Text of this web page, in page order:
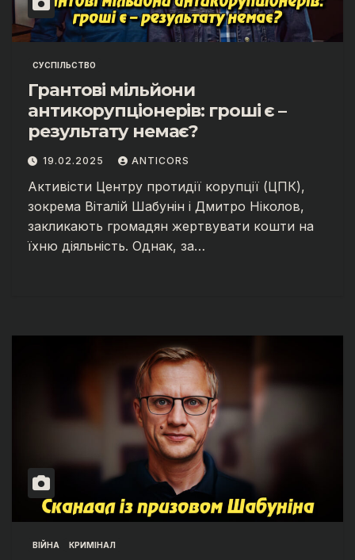
СУСПІЛЬСТВО
Грантові мільйони
антикорупціонерів: гроші є –
результату немає?
19.02.2025 ANTICORS
Активісти Центру протидії корупції (ЦПК),
зокрема Віталій Шабунін і Дмитро Ніколов,
закликають громадян жертвувати кошти на
їхню діяльність. Однак, за…
ВІЙНА КРИМІНАЛ